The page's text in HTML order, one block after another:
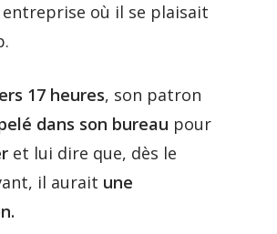
entreprise où il se plaisait
17 heures, son patron
dans son bureau pour
et lui dire que, dès le
il aurait une